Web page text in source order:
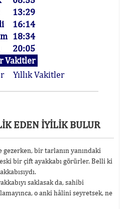
13:29
16:14
18:34
20:05
Vakitler
Yıllık Vakitler
EDEN İYİLİK BULUR
bir tarlanın yanındaki
bir çift ayakkabı görürler. Belli ki
saklasak da, sahibi
o anki hâlini seyretsek, ne